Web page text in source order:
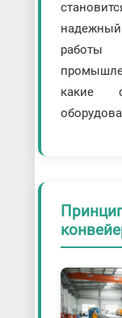
работы
какие